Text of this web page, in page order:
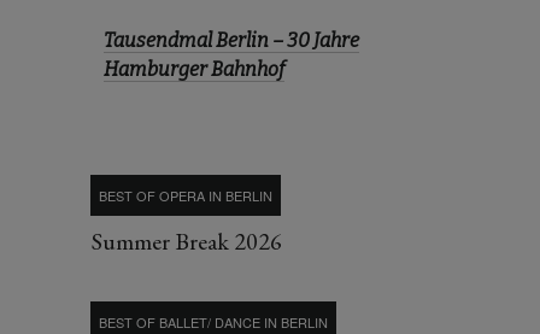
Tausendmal Berlin – 30 Jahre
Hamburger Bahnhof
BEST OF OPERA IN BERLIN
Summer Break 2026
BEST OF BALLET/ DANCE IN BERLIN